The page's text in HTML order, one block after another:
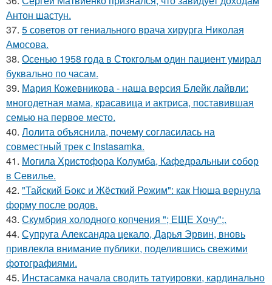
Антон шастун.
37. 5 советов от гениального врача хирурга Николая
Амосова.
38. Осенью 1958 года в Стокгольм один пациент умирал
буквально по часам.
39. Мария Кожевникова - наша версия Блейк лайвли:
многодетная мама, красавица и актриса, поставившая
семью на первое место.
40. Лолита объяснила, почему согласилась на
совместный трек с Instasamka.
41. Могила Христофора Колумба, Кафедральныи собор
в Севилье.
42. "Тайский Бокс и Жёсткий Режим": как Нюша вернула
форму после родов.
43. Скумбрия холодного копчения "; ЕЩЕ Хочу";.
44. Супруга Александра цекало, Дарья Эрвин, вновь
привлекла внимание публики, поделившись свежими
фотографиями.
45. Инстасамка начала сводить татуировки, кардинально